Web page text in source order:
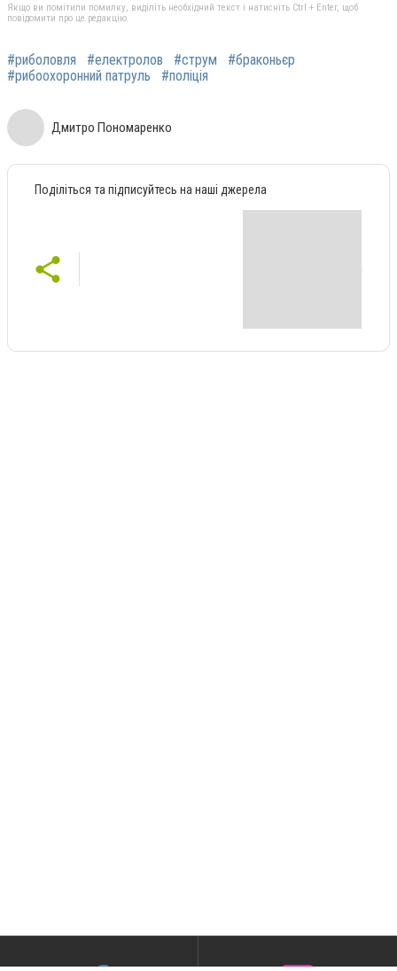
Якщо ви помітили помилку, виділіть необхідний текст і натисніть Ctrl + Enter, щоб
повідомити про це редакцію
#риболовля #електролов #струм
#браконьєр
#рибоохоронний патруль
#поліція
Дмитро Пономаренко
Поділіться та підписуйтесь на наші джерела